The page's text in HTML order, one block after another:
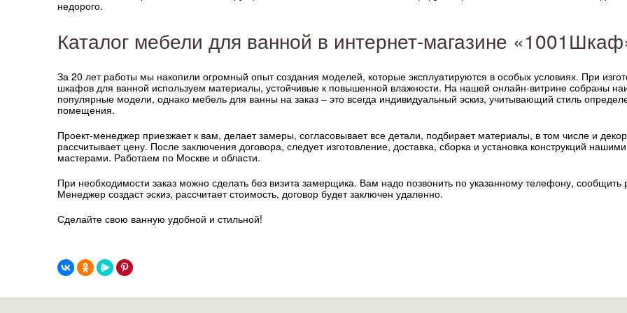
недорого.
Каталог мебели для ванной в интернет-магазине
За 20 лет работы мы накопили огромный опыт создания моделей, которые эксплуатируются в особых условиях. При
шкафов для ванной используем материалы, устойчивые к повышенной влажности. На нашей онлайн-витрине собраны
популярные модели, однако мебель для ванны на заказ – это всегда индивидуальный эскиз, учитывающий стиль
помещения.
Проект-менеджер приезжает к вам, делает замеры, согласовывает все детали, подбирает материалы, в том числе и
рассчитывает цену. После заключения договора, следует изготовление, доставка, сборка и установка конструкций нашими
мастерами. Работаем по Москве и области.
При необходимости заказ можно сделать без визита замерщика. Вам надо позвонить по указанному телефону, сообщить
Менеджер создаст эскиз, рассчитает стоимость, договор будет заключен удаленно.
Сделайте свою ванную удобной и стильной!